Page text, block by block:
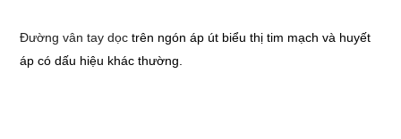
Đường vân tay dọc trên ngón áp út biểu thị tim mạch và huyết
áp có dấu hiệu khác thường.